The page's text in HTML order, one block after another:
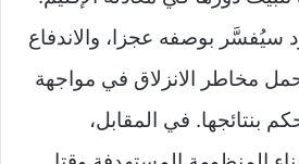
سيُفسَّر بوصفه عجزا، والاندفاع
مخاطر الانزلاق في مواجهة
بنتائجها. في المقابل،